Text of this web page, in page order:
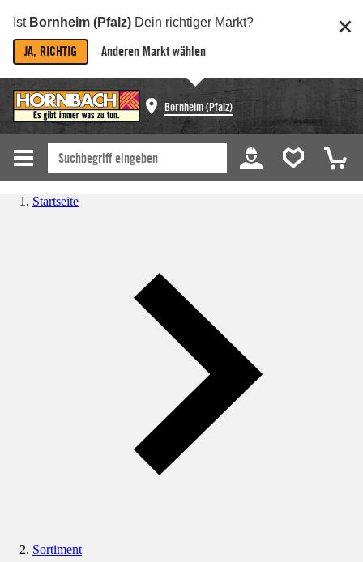
Ist Bornheim (Pfalz) Dein richtiger Markt?
JA, RICHTIG Anderen Markt wählen
Bornheim (Pfalz)
Startseite
Sortiment